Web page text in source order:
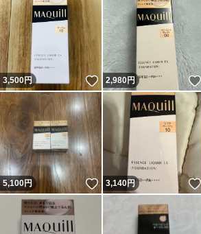
3,500円 いいね！
2,980円
5,100円 いいね！
3,140円